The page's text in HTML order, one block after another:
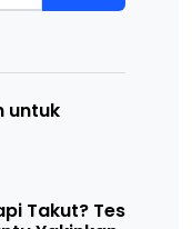
untuk
Takut? Tes